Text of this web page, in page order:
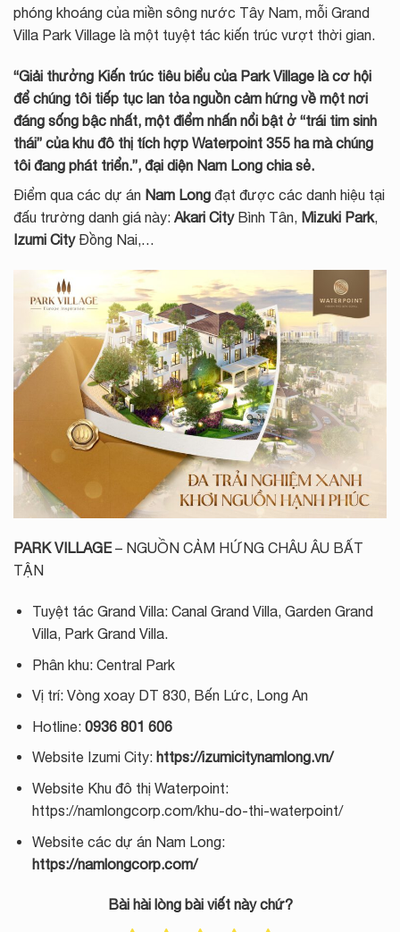
phóng khoáng của miền sông nước Tây Nam, mỗi Grand
Villa Park Village là một tuyệt tác kiến trúc vượt thời gian.
“Giải thưởng Kiến trúc tiêu biểu của Park Village là cơ hội
để chúng tôi tiếp tục lan tỏa nguồn cảm hứng về một nơi
đáng sống bậc nhất, một điểm nhấn nổi bật ở “trái tim sinh
thái” của khu đô thị tích hợp Waterpoint 355 ha mà chúng
tôi đang phát triển.”, đại diện Nam Long chia sẻ.
Điểm qua các dự án Nam Long đạt được các danh hiệu tại
đấu trường danh giá này: Akari CityBình Tân, Mizuki Park,
Izumi CityĐồng Nai,…
PARK VILLAGE– NGUỒN CẢM HỨNG CHÂU ÂU BẤT
TẬN
Tuyệt tác Grand Villa: Canal Grand Villa, Garden Grand
Villa, Park Grand Villa.
Phân khu: Central Park
Vị trí: Vòng xoay DT 830, Bến Lức, Long An
Hotline: 0936 801 606
Website Izumi City: https://izumicitynamlong.vn/
Website Khu đô thị Waterpoint:
https://namlongcorp.com/khu-do-thi-waterpoint/
Website các dự án Nam Long:
https://namlongcorp.com/
Bài hài lòng bài viết này chứ?